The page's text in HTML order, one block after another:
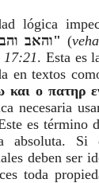
lógica
"והאב והבן כלם אחד" (
. Esta es
en textos
και ο πατηρ
necesaria
es término
absoluta. Si
deben ser
toda